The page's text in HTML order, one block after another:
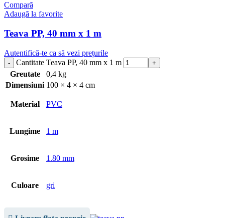
Compară
Adaugă la favorite
Teava PP, 40 mm x 1 m
Autentifică-te ca să vezi prețurile
Cantitate Teava PP, 40 mm x 1 m
Greutate
0,4 kg
Dimensiuni 100 × 4 × 4 cm
Material PVC
Lungime 1 m
Grosime 1.80 mm
Culoare gri